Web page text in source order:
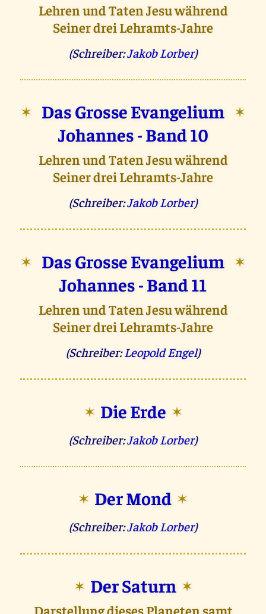
Lehren und Taten Jesu während
Seiner drei Lehramts-Jahre
(Schreiber:Jakob Lorber)
✶
Das Grosse Evangelium
Johannes - Band 10
✶
Lehren und Taten Jesu während
Seiner drei Lehramts-Jahre
(Schreiber:Jakob Lorber)
✶
Das Grosse Evangelium
Johannes - Band 11
✶
Lehren und Taten Jesu während
Seiner drei Lehramts-Jahre
(Schreiber:Leopold Engel)
✶ Die Erde ✶
(Schreiber:Jakob Lorber)
✶ Der Mond ✶
(Schreiber:Jakob Lorber)
✶ Der Saturn ✶
Darstellung dieses Planeten samt